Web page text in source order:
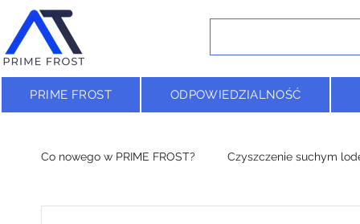
PRIME FROST ODPOWIEDZIALNOŚĆ
Co nowego w PRIME FROST? Czyszczenie suchym